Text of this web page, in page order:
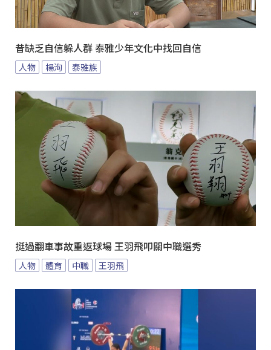
昔缺乏自信躲人群 泰雅少年文化中找回自信
人物 楊洵 泰雅族
挺過翻車事故重返球場 王羽飛叩關中職選秀
人物 體育 中職 王羽飛